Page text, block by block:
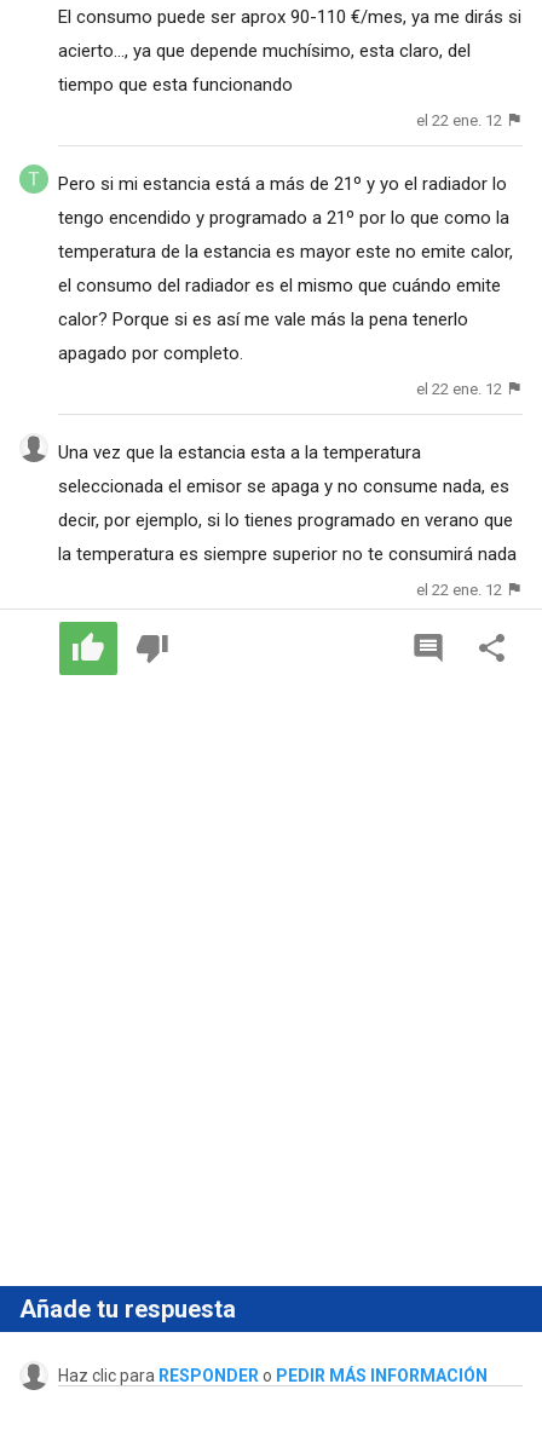
El consumo puede ser aprox 90-110 €/mes, ya me dirás si
acierto..., ya que depende muchísimo, esta claro, del
tiempo que esta funcionando
el 22 ene. 12
Pero si mi estancia está a más de 21º y yo el radiador lo
tengo encendido y programado a 21º por lo que como la
temperatura de la estancia es mayor este no emite calor,
el consumo del radiador es el mismo que cuándo emite
calor? Porque si es así me vale más la pena tenerlo
apagado por completo.
el 22 ene. 12
Una vez que la estancia esta a la temperatura
seleccionada el emisor se apaga y no consume nada, es
decir, por ejemplo, si lo tienes programado en verano que
la temperatura es siempre superior no te consumirá nada
el 22 ene. 12
Añade tu respuesta
Haz clic para RESPONDER o PEDIR MÁS INFORMACIÓN